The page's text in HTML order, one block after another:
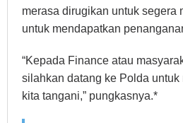
merasa dirugikan untuk segera
untuk mendapatkan
“Kepada Finance atau
silahkan datang ke Polda
kita tangani,” pungkasnya.*